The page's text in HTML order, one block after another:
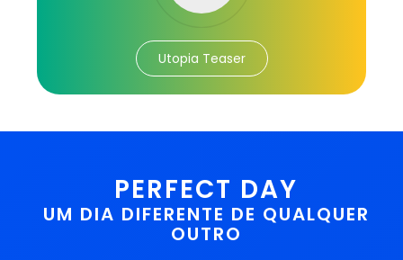
Utopia Teaser
PERFECT DAY
UM DIA DIFERENTE DE QUALQUER
OUTRO